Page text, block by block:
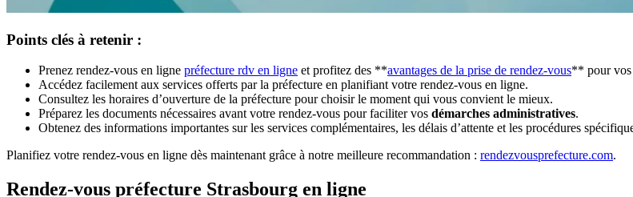
Points clés à retenir :
Prenez rendez-vous en ligne préfecture rdv en ligne et profitez des **avantages de la prise de rendez-vous** pour vos
Accédez facilement aux services offerts par la préfecture en planifiant votre rendez-vous en ligne.
Consultez les horaires d’ouverture de la préfecture pour choisir le moment qui vous convient le mieux.
Préparez les documents nécessaires avant votre rendez-vous pour faciliter vos démarches administratives.
Obtenez des informations importantes sur les services complémentaires, les délais d’attente et les procédures
Planifiez votre rendez-vous en ligne dès maintenant grâce à notre meilleure recommandation : rendezvousprefecture.com.
Rendez-vous préfecture Strasbourg en ligne